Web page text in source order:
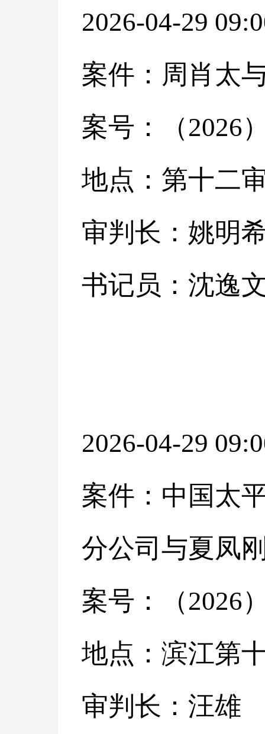
2026-04-29
案件：周肖太
案号：（2026
地点：第十二
审判长：姚明
书记员：沈逸
2026-04-29
案件：中国太
分公司与夏凤
案号：（2026
地点：滨江第
审判长：汪雄